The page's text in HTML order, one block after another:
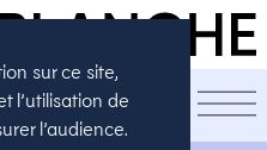
sur ce site,
l’utilisation de
l’audience.